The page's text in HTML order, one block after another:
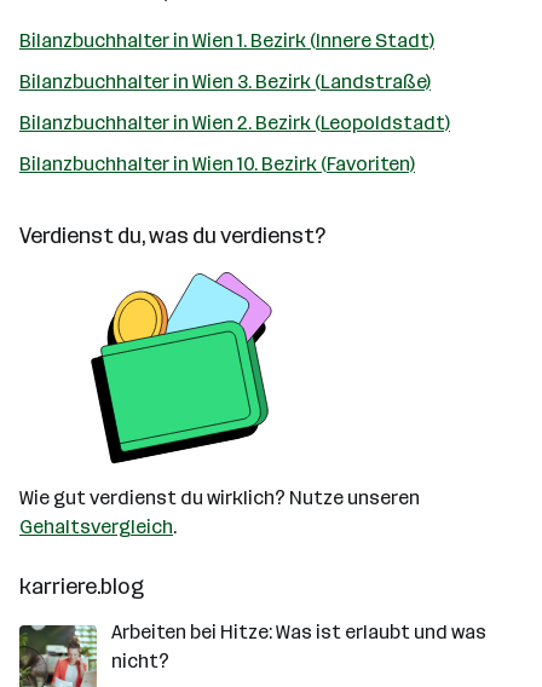
Bilanzbuchhalter in Wien 1. Bezirk (Innere Stadt)
Bilanzbuchhalter in Wien 3. Bezirk (Landstraße)
Bilanzbuchhalter in Wien 2. Bezirk (Leopoldstadt)
Bilanzbuchhalter in Wien 10. Bezirk (Favoriten)
Verdienst du, was du verdienst?
Wie gut verdienst du wirklich? Nutze unseren
Gehaltsvergleich.
karriere.blog
Arbeiten bei Hitze: Was ist erlaubt und was
nicht?